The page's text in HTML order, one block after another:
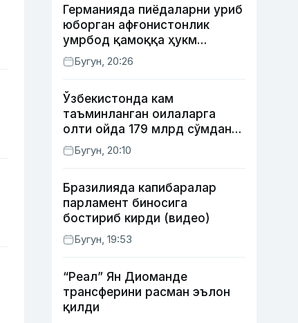
Германияда пиёдаларни уриб
юборган афғонистонлик
умрбод қамоққа ҳукм
қилинди
Бугун, 20:26
Ўзбекистонда кам
таъминланган оилаларга
олти ойда 179 млрд сўмдан
кўпроқ ижтимоий кешбэк
тўлаб берилди
Бугун, 20:10
Бразилияда капибаралар
парламент биносига
бостириб кирди (видео)
Бугун, 19:53
“Реал” Ян Диоманде
трансферини расман эълон
қилди